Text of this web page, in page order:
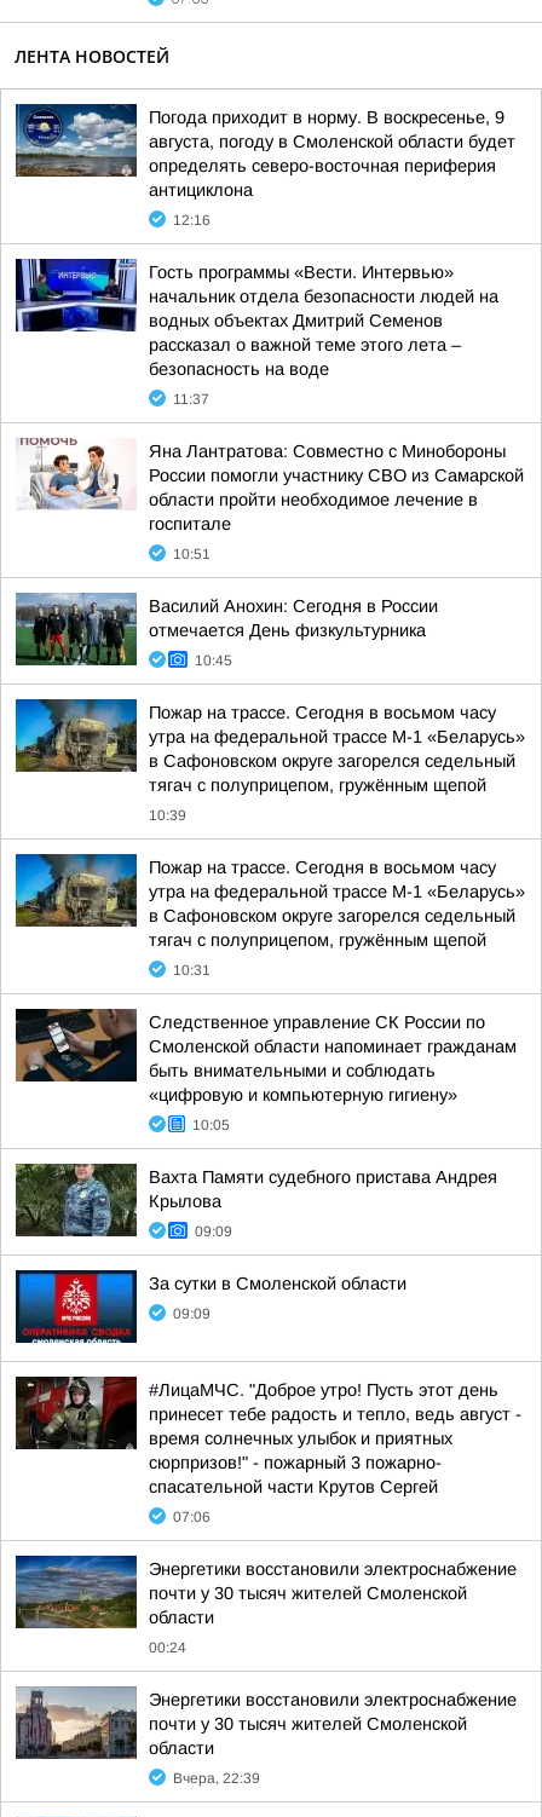
ЛЕНТА НОВОСТЕЙ
Погода приходит в норму. В воскресенье, 9
августа, погоду в Смоленской области будет
определять северо-восточная периферия
антициклона
12:16
Гость программы «Вести. Интервью»
начальник отдела безопасности людей на
водных объектах Дмитрий Семенов
рассказал о важной теме этого лета –
безопасность на воде
11:37
Яна Лантратова: Совместно с Минобороны
России помогли участнику СВО из Самарской
области пройти необходимое лечение в
госпитале
10:51
Василий Анохин: Сегодня в России
отмечается День физкультурника
10:45
Пожар на трассе. Сегодня в восьмом часу
утра на федеральной трассе М-1 «Беларусь»
в Сафоновском округе загорелся седельный
тягач с полуприцепом, гружённым щепой
10:39
Пожар на трассе. Сегодня в восьмом часу
утра на федеральной трассе М-1 «Беларусь»
в Сафоновском округе загорелся седельный
тягач с полуприцепом, гружённым щепой
10:31
Следственное управление СК России по
Смоленской области напоминает гражданам
быть внимательными и соблюдать
«цифровую и компьютерную гигиену»
10:05
Вахта Памяти судебного пристава Андрея
Крылова
09:09
За сутки в Смоленской области
09:09
#ЛицаМЧС. "Доброе утро! Пусть этот день
принесет тебе радость и тепло, ведь август -
время солнечных улыбок и приятных
сюрпризов!" - пожарный 3 пожарно-
спасательной части Крутов Сергей
07:06
Энергетики восстановили электроснабжение
почти у 30 тысяч жителей Смоленской
области
00:24
Энергетики восстановили электроснабжение
почти у 30 тысяч жителей Смоленской
области
Вчера, 22:39